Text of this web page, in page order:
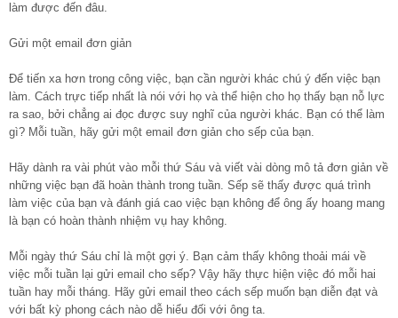
làm được đến đâu.
Gửi một email đơn giản
Để tiến xa hơn trong công việc, bạn cần người khác chú ý đến việc bạn
làm. Cách trực tiếp nhất là nói với họ và thể hiện cho họ thấy bạn nỗ lực
ra sao, bởi chẳng ai đọc được suy nghĩ của người khác. Bạn có thể làm
gì? Mỗi tuần, hãy gửi một email đơn giản cho sếp của bạn.
Hãy dành ra vài phút vào mỗi thứ Sáu và viết vài dòng mô tả đơn giản về
những việc bạn đã hoàn thành trong tuần. Sếp sẽ thấy được quá trình
làm việc của bạn và đánh giá cao việc bạn không để ông ấy hoang mang
là bạn có hoàn thành nhiệm vụ hay không.
Mỗi ngày thứ Sáu chỉ là một gợi ý. Bạn cảm thấy không thoải mái về
việc mỗi tuần lại gửi email cho sếp? Vậy hãy thực hiện việc đó mỗi hai
tuần hay mỗi tháng. Hãy gửi email theo cách sếp muốn bạn diễn đạt và
với bất kỳ phong cách nào dễ hiểu đối với ông ta.